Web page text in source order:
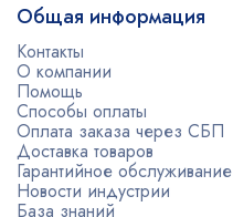
Общая информация
Контакты
О компании
Помощь
Способы оплаты
Оплата заказа через СБП
Доставка товаров
Гарантийное обслуживание
Новости индустрии
База знаний